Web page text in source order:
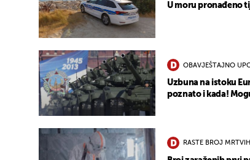
U moru pronađeno
OBAVJEŠTAJNO
Uzbuna na istoku
poznato i kada!
RASTE BROJ MRTVIH